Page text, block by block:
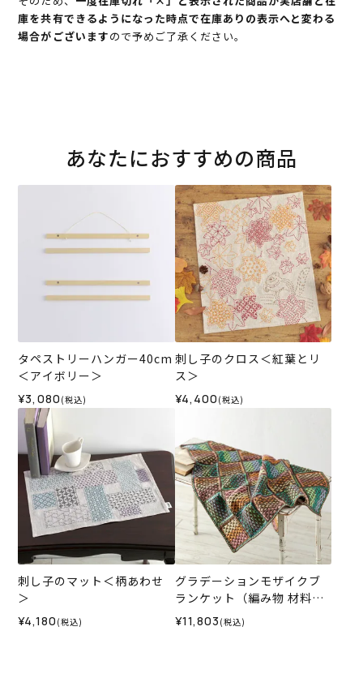
庫を共有できるようになった時点で在庫ありの表示へと変わる
場合がございますので予めご了承ください。
あなたにおすすめの商品
タペストリーハンガー40cm
＜アイボリー＞
¥3,080 (税込)
刺し子のクロス＜紅葉とリ
ス＞
¥4,400 (税込)
刺し子のマット＜柄あわせ
＞
¥4,180 (税込)
グラデーションモザイクブ
ランケット（編み物 材料セ
ット）
¥11,803 (税込)